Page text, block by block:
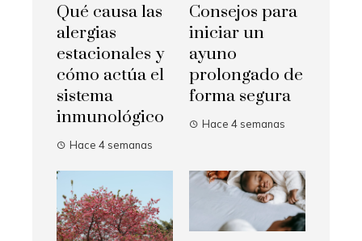
Qué causa las
alergias
estacionales y
cómo actúa el
sistema
inmunológico
Hace 4 semanas
Consejos para
iniciar un
ayuno
prolongado de
forma segura
Hace 4 semanas